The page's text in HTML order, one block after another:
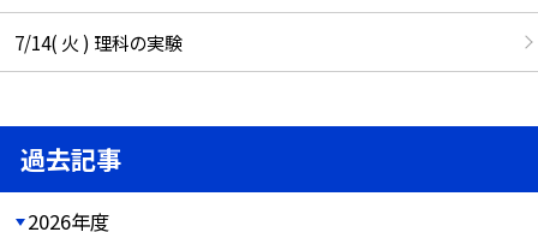
7/14( 火 ) 理科の実験
過去記事
2026年度